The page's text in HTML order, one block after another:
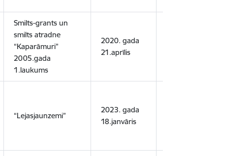
Smilts-grants un
smilts atradne
“Kaparāmuri”
2005.gada
1.laukums
2020. gada
21.aprīlis
“Lejasjaunzemi”
2023. gada
18.janvāris